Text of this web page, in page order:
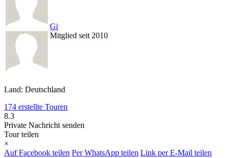
Gi
Mitglied seit 2010
Land: Deutschland
174 erstellte Touren
8.3
Private Nachricht senden
Tour teilen
×
Auf Facebook teilen Per WhatsApp teilen Link per E-Mail teilen